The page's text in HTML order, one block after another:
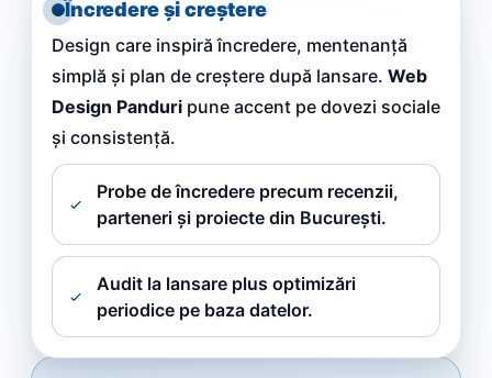
Încredere și creștere
Design care inspiră încredere, mentenanță
simplă și plan de creștere după lansare. Web
Design Panduri pune accent pe dovezi sociale
și consistență.
Probe de încredere precum recenzii,
parteneri și proiecte din București.
Audit la lansare plus optimizări
periodice pe baza datelor.